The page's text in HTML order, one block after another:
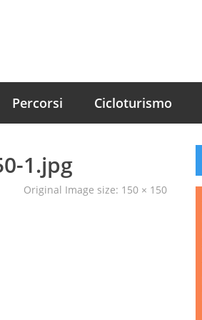
Percorsi Cicloturismo
1.jpg
Original Image size: 150 × 150